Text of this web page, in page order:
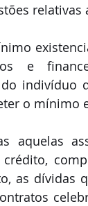
e
indivíduo
o mínimo
aquelas
as dívidas